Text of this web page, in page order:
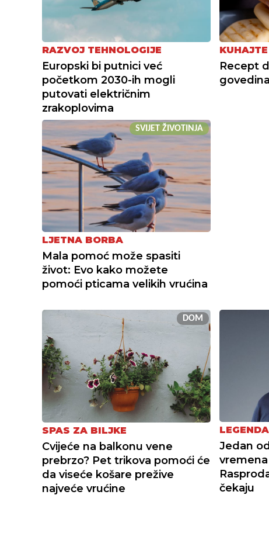
RAZVOJ TEHNOLOGIJE
Europski bi putnici već
početkom 2030-ih mogli
putovati električnim
zrakoplovima
Recept
govedina
SVIJET ŽIVOTINJA
LJETNA BORBA
Mala pomoć može spasiti
život: Evo kako možete
pomoći pticama velikih vrućina
DOM
SPAS ZA BILJKE
Cvijeće na balkonu vene
prebrzo? Pet trikova pomoći će
da viseće košare prežive
najveće vrućine
Jedan
čekaju